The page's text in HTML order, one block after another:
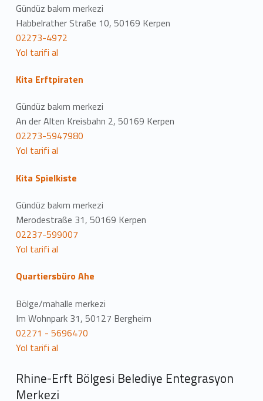
Gündüz bakım merkezi
Habbelrather Straße 10, 50169 Kerpen
02273-4972
Yol tarifi al
Kita Erftpiraten
Gündüz bakım merkezi
An der Alten Kreisbahn 2, 50169 Kerpen
02273-5947980
Yol tarifi al
Kita Spielkiste
Gündüz bakım merkezi
Merodestraße 31, 50169 Kerpen
02237-599007
Yol tarifi al
Quartiersbüro Ahe
Bölge/mahalle merkezi
Im Wohnpark 31, 50127 Bergheim
02271 - 5696470
Yol tarifi al
Rhine-Erft Bölgesi Belediye Entegrasyon
Merkezi